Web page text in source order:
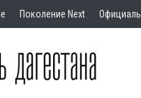
Поколение Next